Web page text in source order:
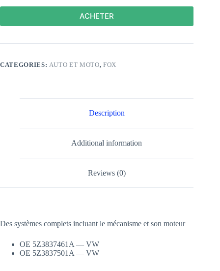
ACHETER
CATEGORIES: AUTO ET MOTO, FOX
Description
Additional information
Reviews (0)
Des systèmes complets incluant le mécanisme et son moteur
OE 5Z3837461A — VW
OE 5Z3837501A — VW